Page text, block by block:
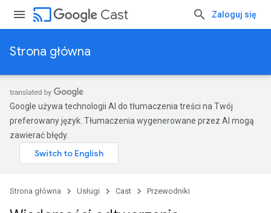
cast Cast Zaloguj się
Strona główna
Google używa technologii AI do tłumaczenia treści na Twój
preferowany język. Tłumaczenia wygenerowane przez AI mogą
zawierać błędy.
Strona główna Usługi Cast Przewodniki